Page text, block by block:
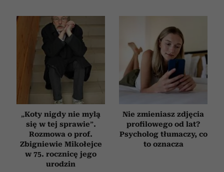
„Koty nigdy nie mylą
się w tej sprawie”.
Rozmowa o prof.
Zbigniewie Mikołejce
w 75. rocznicę jego
urodzin
Nie zmieniasz zdjęcia
profilowego od lat?
Psycholog tłumaczy, co
to oznacza